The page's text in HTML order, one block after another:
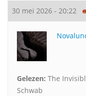
30 mei 2026 - 20:22
Gelezen: The
Schwab